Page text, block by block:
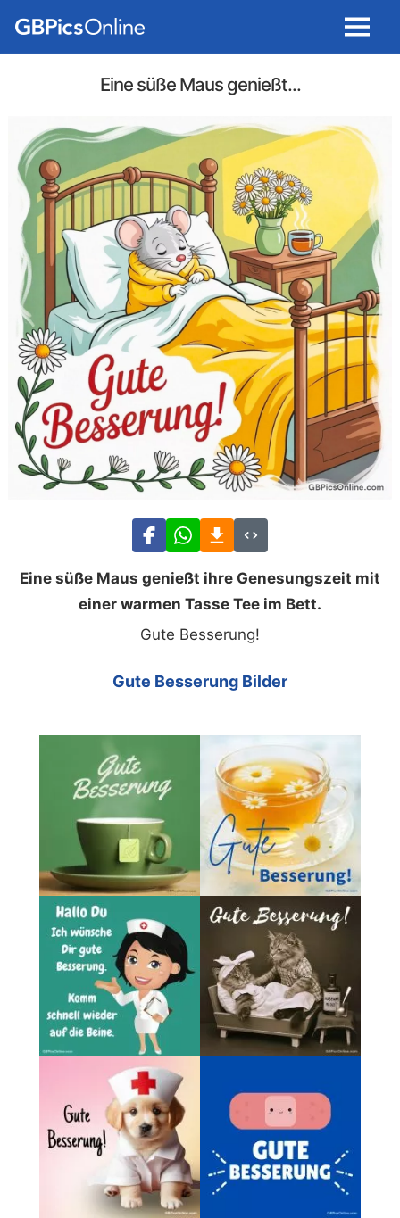
Menu
Eine süße Maus genießt...
Eine süße Maus genießt ihre Genesungszeit mit
einer warmen Tasse Tee im Bett.
Gute Besserung!
Gute Besserung Bilder